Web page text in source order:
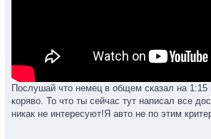
Послушай что немец в общем сказал на 1:15
коряво. То что ты сейчас тут написал все
никак не интересуют!Я авто не по этим